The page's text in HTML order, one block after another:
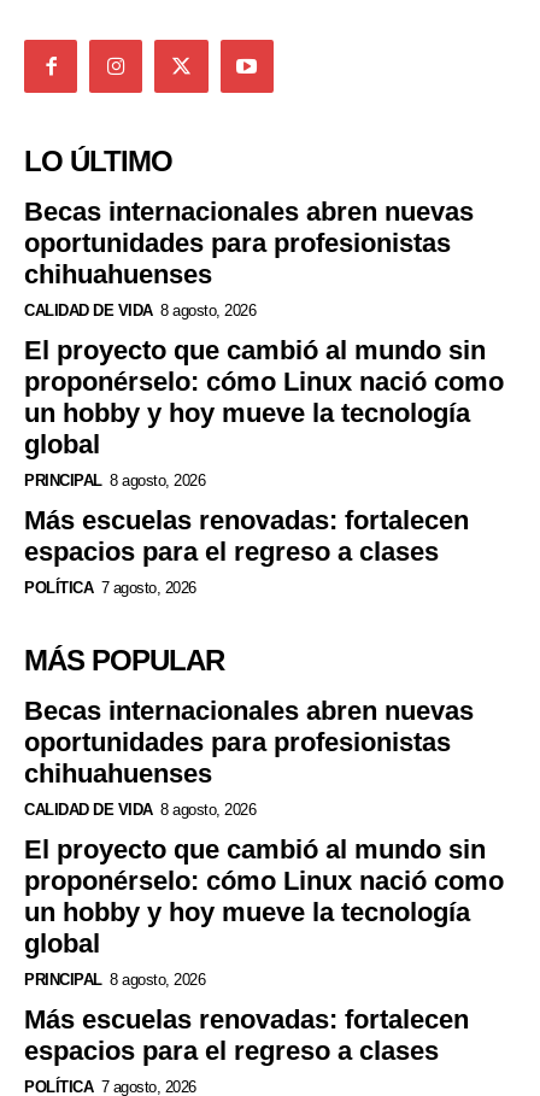
LO ÚLTIMO
Becas internacionales abren nuevas
oportunidades para profesionistas
chihuahuenses
CALIDAD DE VIDA 8 agosto, 2026
El proyecto que cambió al mundo sin
proponérselo: cómo Linux nació como
un hobby y hoy mueve la tecnología
global
PRINCIPAL 8 agosto, 2026
Más escuelas renovadas: fortalecen
espacios para el regreso a clases
POLÍTICA 7 agosto, 2026
MÁS POPULAR
Becas internacionales abren nuevas
oportunidades para profesionistas
chihuahuenses
CALIDAD DE VIDA 8 agosto, 2026
El proyecto que cambió al mundo sin
proponérselo: cómo Linux nació como
un hobby y hoy mueve la tecnología
global
PRINCIPAL 8 agosto, 2026
Más escuelas renovadas: fortalecen
espacios para el regreso a clases
POLÍTICA 7 agosto, 2026